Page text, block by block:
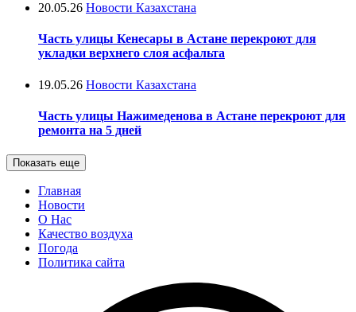
20.05.26 Новости Казахстана
Часть улицы Кенесары в Астане перекроют для
укладки верхнего слоя асфальта
19.05.26 Новости Казахстана
Часть улицы Нажимеденова в Астане перекроют для
ремонта на 5 дней
Показать еще
Главная
Новости
О Нас
Качество воздуха
Погода
Политика сайта